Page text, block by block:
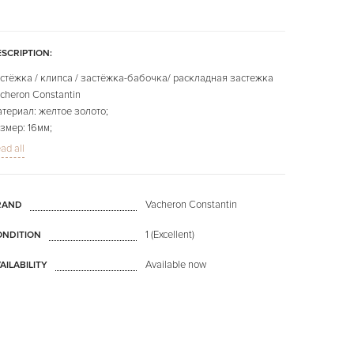
/ клипса / застёжка-бабочка/ раскладная застежка
Constantin
желтое золото;
16мм;
15,3 gr.
фото представлено конкретно продаваемое изделие.
all
Vacheron Constantin
1 (Excellent)
Available now